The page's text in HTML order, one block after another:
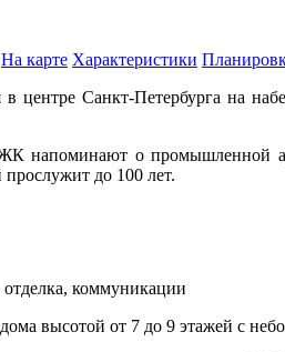
На карте Характеристики
в центре Санкт-Петербурга на
напоминают о промышленной
до 100 лет.
отделка, коммуникации
высотой от 7 до 9 этажей с